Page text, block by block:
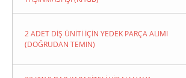
2 ADET DİŞ ÜNİTİ İÇİN YEDEK PARÇA ALIMI
(DOĞRUDAN TEMIN)